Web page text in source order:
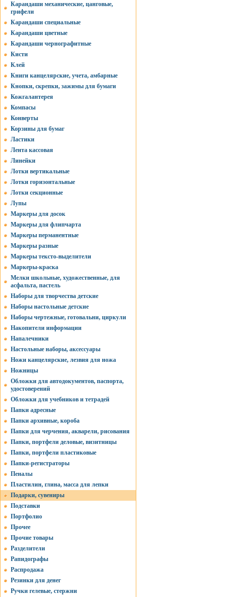
Карандаши механические, цанговые,
грифели
Карандаши специальные
Карандаши цветные
Карандаши чернографитные
Кисти
Клей
Книги канцелярские, учета, амбарные
Кнопки, скрепки, зажимы для бумаги
Кожгалантерея
Компасы
Конверты
Корзины для бумаг
Ластики
Лента кассовая
Линейки
Лотки вертикальные
Лотки горизонтальные
Лотки секционные
Лупы
Маркеры для досок
Маркеры для флипчарта
Маркеры перманентные
Маркеры разные
Маркеры тексто-выделители
Маркеры-краска
Мелки школьные, художественные, для
асфальта, пастель
Наборы для творчества детские
Наборы настольные детские
Наборы чертежные, готовальни, циркули
Накопители информации
Напалечники
Настольные наборы, аксессуары
Ножи канцелярские, лезвия для ножа
Ножницы
Обложки для автодокументов, паспорта,
удостоверений
Обложки для учебников и тетрадей
Папки адресные
Папки архивные, короба
Папки для черчения, акварели, рисования
Папки, портфели деловые, визитницы
Папки, портфели пластиковые
Папки-регистраторы
Пеналы
Пластилин, глина, масса для лепки
Подарки, сувениры
Подставки
Портфолио
Прочее
Прочие товары
Разделители
Рапидографы
Распродажа
Резинки для денег
Ручки гелевые, стержни